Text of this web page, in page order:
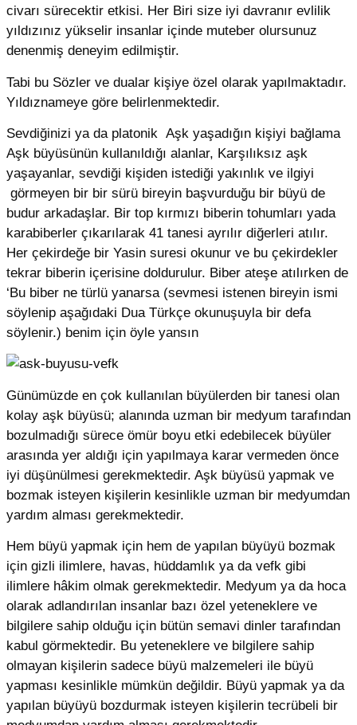
civarı sürecektir etkisi. Her Biri size iyi davranır evlilik
yıldızınız yükselir insanlar içinde muteber olursunuz
denenmiş deneyim edilmiştir.
Tabi bu Sözler ve dualar kişiye özel olarak yapılmaktadır.
Yıldıznameye göre belirlenmektedir.
Sevdiğinizi ya da platonik Aşk yaşadığın kişiyi bağlama
Aşk büyüsünün kullanıldığı alanlar, Karşılıksız aşk
yaşayanlar, sevdiği kişiden istediği yakınlık ve ilgiyi
görmeyen bir bir sürü bireyin başvurduğu bir büyü de
budur arkadaşlar. Bir top kırmızı biberin tohumları yada
karabiberler çıkarılarak 41 tanesi ayrılır diğerleri atılır.
Her çekirdeğe bir Yasin suresi okunur ve bu çekirdekler
tekrar biberin içerisine doldurulur. Biber ateşe atılırken de
‘Bu biber ne türlü yanarsa (sevmesi istenen bireyin ismi
söylenip aşağıdaki Dua Türkçe okunuşuyla bir defa
söylenir.) benim için öyle yansın
Günümüzde en çok kullanılan büyülerden bir tanesi olan
kolay aşk büyüsü; alanında uzman bir medyum tarafından
bozulmadığı sürece ömür boyu etki edebilecek büyüler
arasında yer aldığı için yapılmaya karar vermeden önce
iyi düşünülmesi gerekmektedir. Aşk büyüsü yapmak ve
bozmak isteyen kişilerin kesinlikle uzman bir medyumdan
yardım alması gerekmektedir.
Hem büyü yapmak için hem de yapılan büyüyü bozmak
için gizli ilimlere, havas, hüddamlık ya da vefk gibi
ilimlere hâkim olmak gerekmektedir. Medyum ya da hoca
olarak adlandırılan insanlar bazı özel yeteneklere ve
bilgilere sahip olduğu için bütün semavi dinler tarafından
kabul görmektedir. Bu yeteneklere ve bilgilere sahip
olmayan kişilerin sadece büyü malzemeleri ile büyü
yapması kesinlikle mümkün değildir. Büyü yapmak ya da
yapılan büyüyü bozdurmak isteyen kişilerin tecrübeli bir